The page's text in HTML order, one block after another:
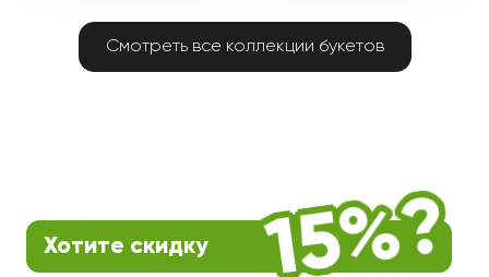
Смотреть все коллекции букетов
Хотите скидку